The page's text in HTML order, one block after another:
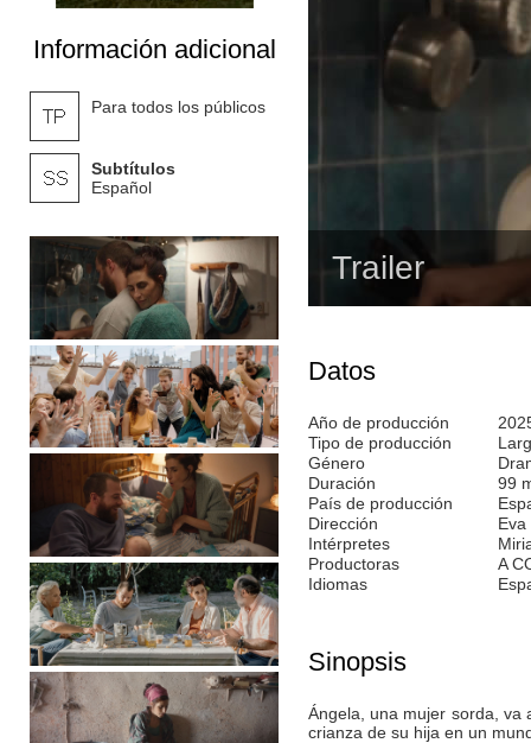
Información adicional
Para todos los públicos
Subtítulos
Español
Trailer
Datos
Año de producción
Tipo de producción
Género
Duración
99
País de producción
Dirección
Intérpretes
Productoras
A
Idiomas
Sinopsis
Ángela, una mujer sorda, va
crianza de su hija en un